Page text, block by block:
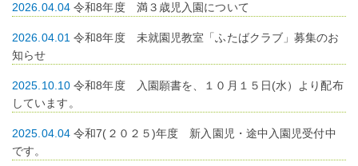
2026.04.04 令和8年度 満３歳児入園について
2026.04.01 令和8年度 未就園児教室「ふたばクラブ」募集のお
知らせ
2025.10.10 令和8年度 入園願書を、１０月１５日(水）より配布
しています。
2025.04.04 令和7(２０２５)年度 新入園児・途中入園児受付中
です。